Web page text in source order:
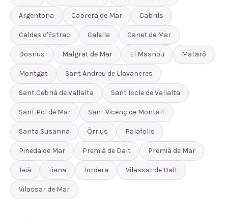
Argentona Cabrera de Mar Cabrils
Caldes d'Estrac Calella Canet de Mar
Dosrius Malgrat de Mar El Masnou Mataró
Montgat Sant Andreu de Llavaneres
Sant Cebrià de Vallalta Sant Iscle de Vallalta
Sant Pol de Mar Sant Vicenç de Montalt
Santa Susanna Òrrius Palafolls
Pineda de Mar Premià de Dalt Premià de Mar
Teià Tiana Tordera Vilassar de Dalt
Vilassar de Mar